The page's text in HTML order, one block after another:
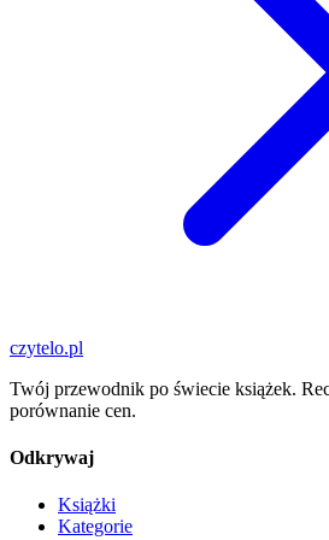
czytelo.pl
Twój przewodnik po świecie książek.
porównanie cen.
Odkrywaj
Książki
Kategorie